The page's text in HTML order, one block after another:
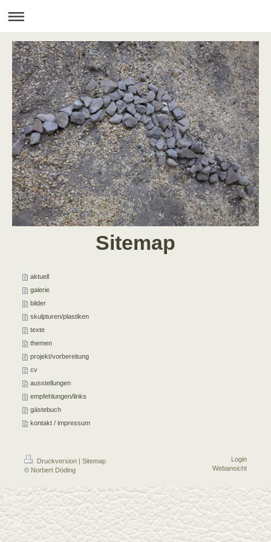
Sitemap
aktuell
galerie
bilder
skulpturen/plastiken
texte
themen
projekt/vorbereitung
cv
ausstellungen
empfehlungen/links
gästebuch
kontakt / impressum
Druckversion
Sitemap
© Norbert Döding
Login
Webansicht